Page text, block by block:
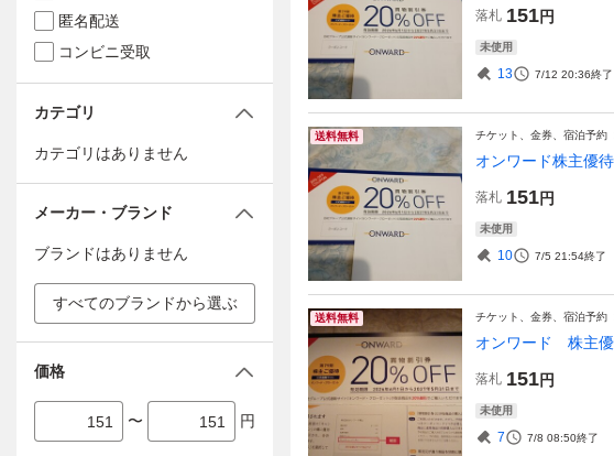
落札 151円
未使用
13 7/12 20:36終了
送料無料 チケット、金券、宿泊予約
オンワード株主優
落札 151円
未使用
10 7/5 21:54終了
送料無料 チケット、金券、宿泊予約
オンワード 株主
落札 151円
未使用
7 7/8 08:50終了
匿名配送
コンビニ受取
カテゴリ
カテゴリはありません
メーカー・ブランド
ブランドはありません
すべてのブランドから選ぶ
価格
〜 円